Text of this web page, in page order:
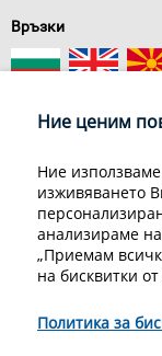
Връзки
За
Декларация за
Ние ценим
Ние
изживяването
анализираме
„Приемам
на бисквитки
Политика за